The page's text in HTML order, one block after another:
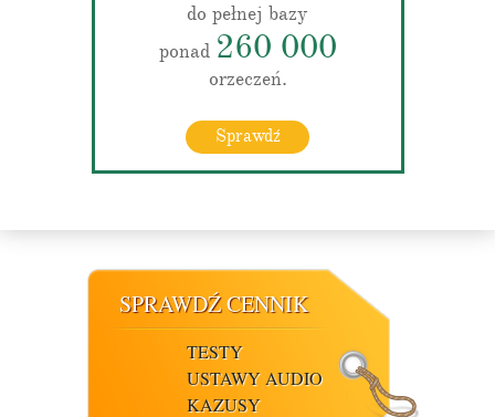
do pełnej bazy
ponad 260 000
orzeczeń.
Sprawdź
SPRAWDŹ CENNIK
TESTY
USTAWY AUDIO
KAZUSY